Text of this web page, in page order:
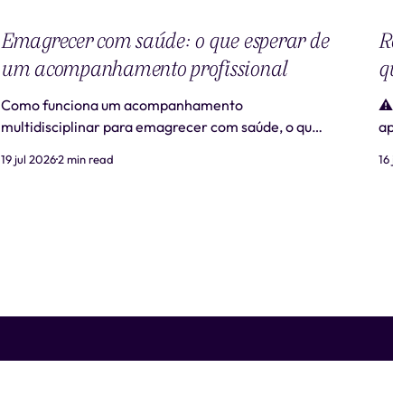
Emagrecer com saúde: o que esperar de
um acompanhamento profissional
Como funciona um acompanhamento
multidisciplinar para emagrecer com saúde, o que
profissional.
19 jul 20262 min read
⚠️